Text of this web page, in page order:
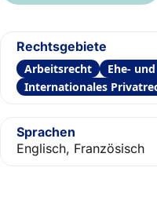
Rechtsgebiete
Arbeitsrecht Ehe-
Internationales
Sprachen
Englisch, Französisch